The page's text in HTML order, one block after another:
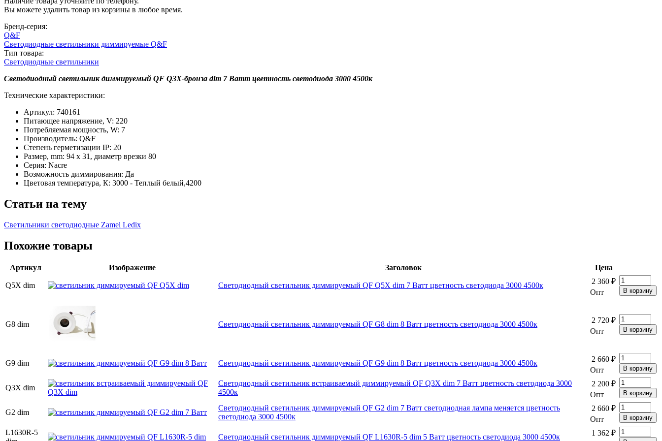
Вы можете удалить товар из корзины в любое время.
Бренд-серия:
Q&F
Светодиодные светильники диммируемые Q&F
Тип товара:
Светодиодные светильники
Светодиодный светильник диммируемый QF Q3X-бронза dim 7 Ватт цветность светодиода 3000 4500к
Технические характеристики:
Артикул: 740161
Питающее напряжение, V: 220
Потребляемая мощность, W: 7
Производитель: Q&F
Степень герметизации IP: 20
Размер, mm: 94 х 31, диаметр врезки 80
Серия: Nacre
Возможность диммирования: Да
Цветовая температура, К: 3000 - Теплый белый,4200
Статьи на тему
Светильники светодиодные Zamel Ledix
Похожие товары
Артикул Изображение Заголовок Цена
Q5X dim Светодиодный светильник диммируемый QF Q5X dim 7 Ватт цветность светодиода 3000 4500к
2 360 ₽
Опт
G8 dim Светодиодный светильник диммируемый QF G8 dim 8 Ватт цветность светодиода 3000 4500к
2 720 ₽
Опт
G9 dim Светодиодный светильник диммируемый QF G9 dim 8 Ватт цветность светодиода 3000 4500к
2 660 ₽
Опт
Q3X dim
Светодиодный светильник встраиваемый диммируемый QF Q3X dim 7 Ватт цветность светодиода 3000
4500к
2 200 ₽
Опт
G2 dim
Светодиодный светильник диммируемый QF G2 dim 7 Ватт светодиодная лампа меняется цветность
светодиода 3000 4500к
2 660 ₽
Опт
L1630R-5
Светодиодный светильник диммируемый QF L1630R-5 dim 5 Ватт цветность светодиода 3000 4500к
1 362 ₽